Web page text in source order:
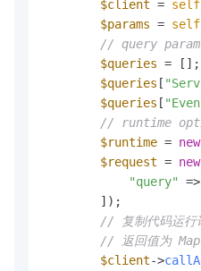
$client = self
$params = self
// query
$queries = [];
$queries [
$queries [
// runtime
$runtime = new
$request = new
"query"
=>
        ]);
// 复制代码运行
// 返回值为 Map
$client->